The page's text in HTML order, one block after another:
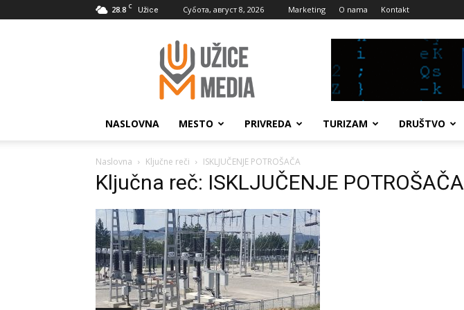
28.8 C Užice Субота, август 8, 2026 Marketing O nama Kontakt
UžiceMedia
NASLOVNA MESTO PRIVREDA TURIZAM DRUŠTVO
Naslovna Ključne reči ISKLJUČENJE POTROŠAČA
Ključna reč: ISKLJUČENJE POTROŠAČA